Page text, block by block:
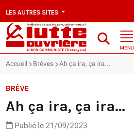
LES AUTRES SITES
MENU
Accueil Brèves Ah ça ira, ça ira...
BRÈVE
Ah ça ira, ça ira...
Publié le 21/09/2023